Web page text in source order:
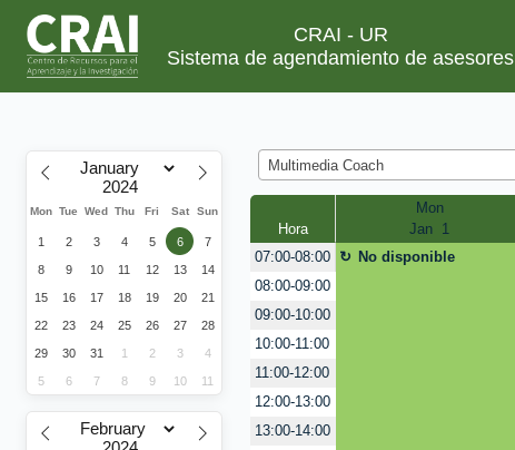
CRAI - UR
Sistema de agendamiento de asesores
Mon Tue Wed Thu Fri Sat Sun
1 2 3 4 5 6 7
8 9 10 11 12 13 14
15 16 17 18 19 20 21
22 23 24 25 26 27 28
29 30 31 1 2 3 4
5 6 7 8 9 10 11
Multimedia Coach
Hora
Mon
Jan  1
07:00-08:00
No disponible
08:00-09:00
09:00-10:00
10:00-11:00
11:00-12:00
12:00-13:00
13:00-14:00